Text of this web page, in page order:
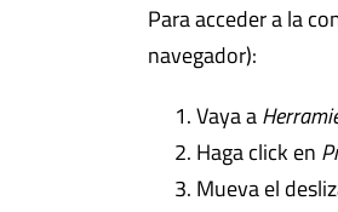
Para acceder a la
navegador):
Vaya a
Haga click en
Mueva el